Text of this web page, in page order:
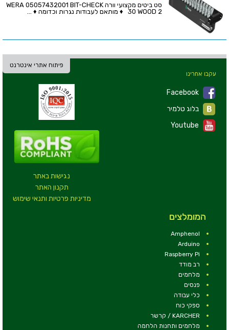
סט ביטים מקצועי וורה WERA 05057432001 BIT-CHECK
30 WOOD 2 ♦ מותאם לעבודות נגרות וכדומה ♦ ...
פיתוח אתרי אינטרנט
נגישות באתר
תקנון האתר
מדיניות פרטיות ותנאי שימוש
עקבו אחרינו
Facebook
Youtube
המומלצים
Amphenol
Arduino
Raspberry Pi
רב מודד
מלחמים
פנסים
כלי עבודה
ספקי כוח
KARCHER / קרשר
מלחמים ותחנות הלחמה